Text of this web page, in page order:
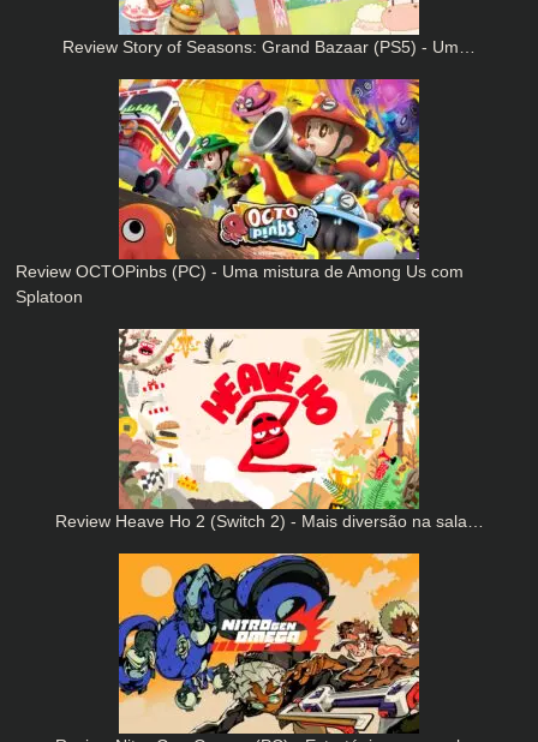
Review Story of Seasons: Grand Bazaar (PS5) - Um…
Review OCTOPinbs (PC) - Uma mistura de Among Us com
Splatoon
Review Heave Ho 2 (Switch 2) - Mais diversão na sala…